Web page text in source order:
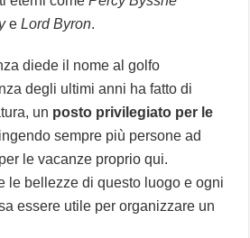
eLord Byron.
diede il nome al golfo
degli ultimi anni ha fatto di
un posto privilegiato per le
sempre più persone ad
le vacanze proprio qui.
le bellezze di questo luogo e ogni
essere utile per organizzare un